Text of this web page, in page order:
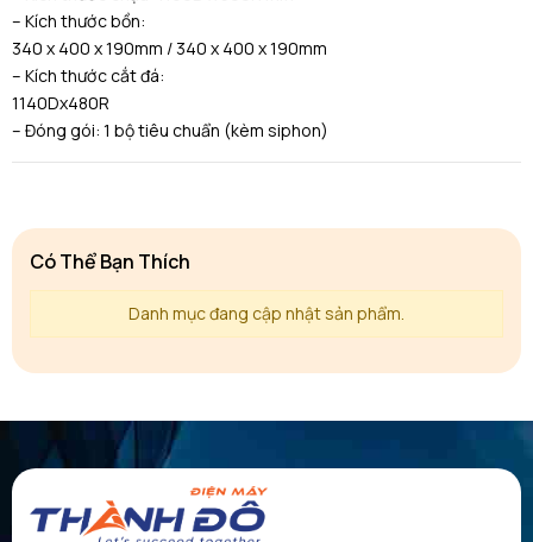
– Kích thước bồn:
340 x 400 x 190mm / 340 x 400 x 190mm
– Kích thước cắt đá:
1140Dx480R
– Đóng gói: 1 bộ tiêu chuẩn (kèm siphon)
Có Thể Bạn Thích
Danh mục đang cập nhật sản phẩm.